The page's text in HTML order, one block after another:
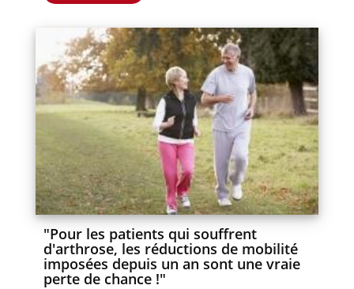
"Pour les patients qui souffrent
d'arthrose, les réductions de mobilité
imposées depuis un an sont une vraie
perte de chance !"